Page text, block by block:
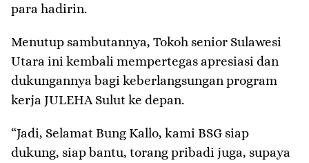
para hadirin.
Menutup sambutannya, Tokoh senior Sulawesi
Utara ini kembali mempertegas apresiasi dan
dukungannya bagi keberlangsungan program
kerja JULEHA Sulut ke depan.
“Jadi, Selamat Bung Kallo, kami BSG siap
dukung, siap bantu, torang pribadi juga, supaya